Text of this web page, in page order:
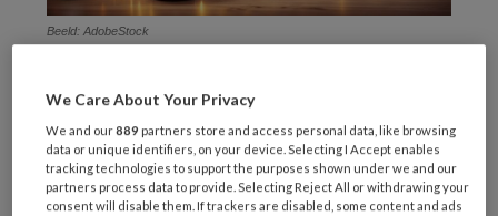
Beeld: AdobeStock
REGISTREREN
We Care About Your Privacy
We and our889 partners store and access personal data, like browsing
data or unique identifiers, on your device. Selecting I Accept enables
tracking technologies to support the purposes shown under we and our
partners process data to provide. Selecting Reject All or withdrawing your
consent will disable them. If trackers are disabled, some content and ads